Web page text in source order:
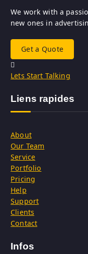
We work with a
new ones in
Get a Quote
Lets Start Talking
Liens rapides
About
Our Team
Service
Portfolio
Pricing
Help
Support
Clients
Contact
Infos